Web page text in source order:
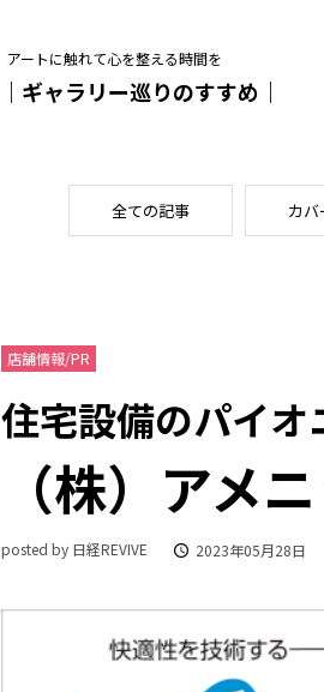
アートに触れて心を整える時間を
｜ギャラリー巡りのすすめ｜
全ての記事 カ
店舗情報/PR
住宅設備のパイオ
（株）アメ
posted by 日経REVIVE 2023年05月28日